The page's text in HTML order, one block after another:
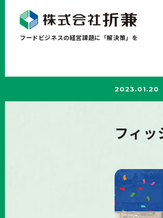
フードビジネスの経営課題に「解決策」を
2023.01.20
フィ